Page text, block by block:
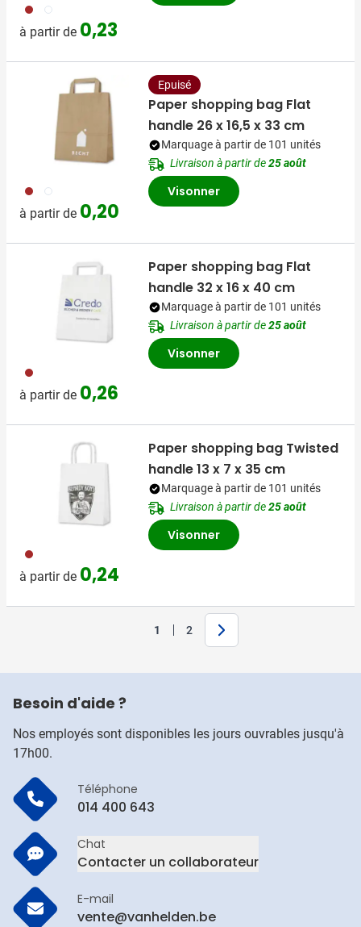
011 002
à partir de 0,23
011 002
à partir de 0,20
Epuisé
Paper shopping bag Flat
handle 26 x 16,5 x 33 cm
Marquage à partir de 101 unités
Livraison à partir de25 août
Visonner
011
à partir de 0,26
Paper shopping bag Flat
handle 32 x 16 x 40 cm
Marquage à partir de 101 unités
Livraison à partir de25 août
Visonner
011
à partir de 0,24
Paper shopping bag Twisted
handle 13 x 7 x 35 cm
Marquage à partir de 101 unités
Livraison à partir de25 août
Visonner
Vous lisez actuellement la page
1 Page
2 Suivant
Besoin d'aide ?
Nos employés sont disponibles les jours ouvrables jusqu'à
17h00.
Téléphone
014 400 643
Chat
Contacter un collaborateur
E-mail
vente@vanhelden.be